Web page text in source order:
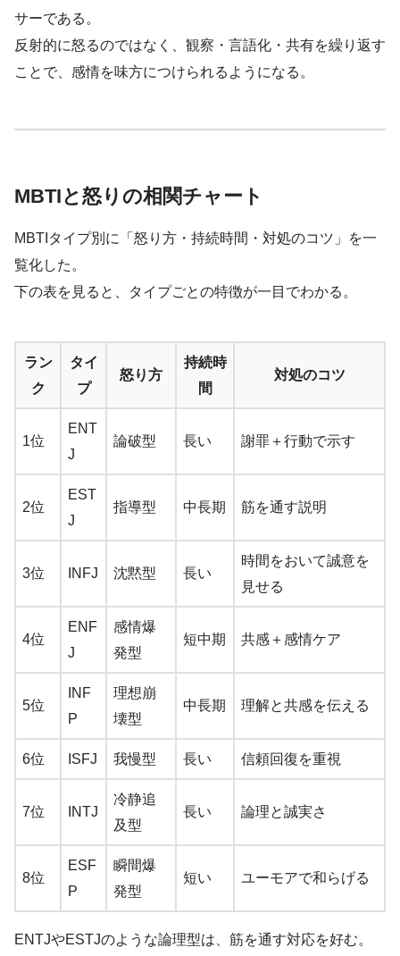
サーである。
反射的に怒るのではなく、観察・言語化・共有を繰り返す
ことで、感情を味方につけられるようになる。
MBTIと怒りの相関チャート
MBTIタイプ別に「怒り方・持続時間・対処のコツ」を一
覧化した。
下の表を見ると、タイプごとの特徴が一目でわかる。
ラン
ク
タイ
プ
怒り方
持続時
間
対処のコツ
1位
ENT
J
論破型 長い 謝罪＋行動で示す
2位
EST
J
指導型 中長期 筋を通す説明
3位 INFJ 沈黙型 長い
時間をおいて誠意を
見せる
4位
ENF
J
感情爆
発型
短中期 共感＋感情ケア
5位
INF
P
理想崩
壊型
中長期 理解と共感を伝える
6位 ISFJ 我慢型 長い 信頼回復を重視
7位 INTJ
冷静追
及型
長い 論理と誠実さ
8位
ESF
P
瞬間爆
発型
短い ユーモアで和らげる
ENTJやESTJのような論理型は、筋を通す対応を好む。